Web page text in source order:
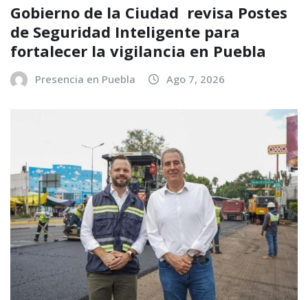
Gobierno de la Ciudad revisa Postes
de Seguridad Inteligente para
fortalecer la vigilancia en Puebla
Presencia en Puebla Ago 7, 2026